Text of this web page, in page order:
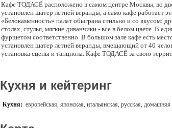
Кафе ТОДАСЁ расположено в самом центре Москвы, во
установлен шатер летней веранды, а само кафе работает
«Белокаменность» палат обыграна стильно и со вкусом:
столах, стулья, мягкие диванчики - все в белом цвете. В
фуршетом соответственно. В большом зале кафе есть
установлен шатер летней веранды, вмещающий от 40
установка сцены и танцпола. Кафе ТОДАСЁ за свою
Кухня и кейтеринг
Кухня: европейская, японская, итальянская, русская, домашняя